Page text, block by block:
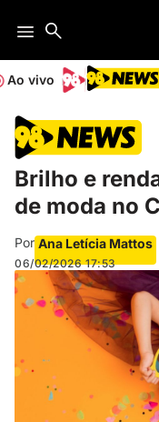
Ao vivo
Brilho e
de moda no
Por Ana Letícia Mattos
06/02/2026 17:53